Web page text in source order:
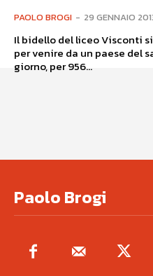
PAOLO BROGI - 29 GENNAIO
Il bidello del liceo Visconti
per venire da un paese del
giorno, per 956...
Paolo Brogi